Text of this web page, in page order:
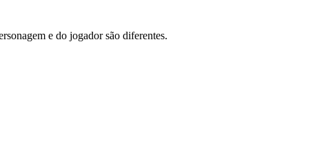
e do jogador são diferentes.